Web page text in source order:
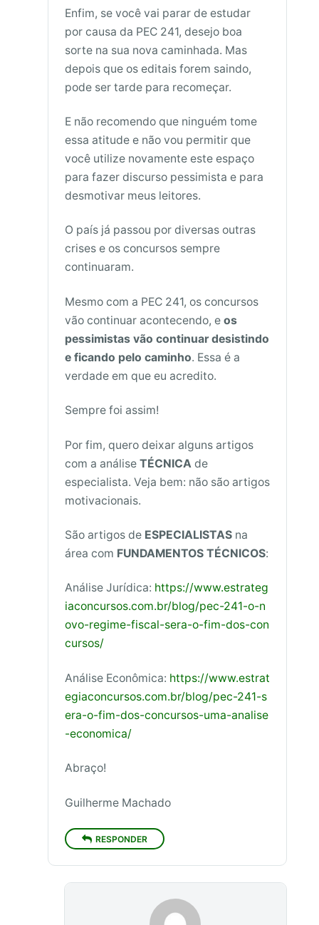
Enfim, se você vai parar de estudar
por causa da PEC 241, desejo boa
sorte na sua nova caminhada. Mas
depois que os editais forem saindo,
pode ser tarde para recomeçar.
E não recomendo que ninguém tome
essa atitude e não vou permitir que
você utilize novamente este espaço
para fazer discurso pessimista e para
desmotivar meus leitores.
O país já passou por diversas outras
crises e os concursos sempre
continuaram.
Mesmo com a PEC 241, os concursos
vão continuar acontecendo, e os
pessimistas vão continuar desistindo
e ficando pelo caminho. Essa é a
verdade em que eu acredito.
Sempre foi assim!
Por fim, quero deixar alguns artigos
com a análise TÉCNICA de
especialista. Veja bem: não são artigos
motivacionais.
São artigos de ESPECIALISTAS na
área com FUNDAMENTOS TÉCNICOS:
Análise Jurídica: https://www.estrateg
iaconcursos.com.br/blog/pec-241-o-n
ovo-regime-fiscal-sera-o-fim-dos-con
cursos/
Análise Econômica: https://www.estrat
egiaconcursos.com.br/blog/pec-241-s
era-o-fim-dos-concursos-uma-analise
-economica/
Abraço!
Guilherme Machado
RESPONDER